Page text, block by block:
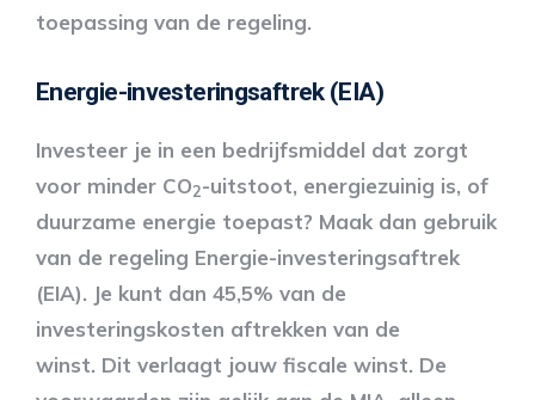
toepassing van de regeling.
Energie-investeringsaftrek (EIA)
Investeer je in een bedrijfsmiddel dat zorgt
voor minder CO2-uitstoot, energiezuinig is, of
duurzame energie toepast? Maak dan gebruik
van de regeling Energie-investeringsaftrek
(EIA). Je kunt dan 45,5% van de
investeringskosten aftrekken van de
winst. Dit verlaagt jouw fiscale winst. De